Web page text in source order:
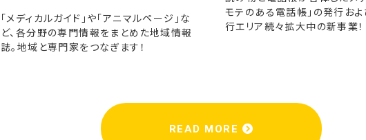
「メディカルガイド」や「アニマルページ」な
ど、各分野の専門情報をまとめた地域情報
誌。地域と専門家をつなぎます！
モテのある電話帳」の発行およ
行エリア続々拡大中の新事業！
READ MORE